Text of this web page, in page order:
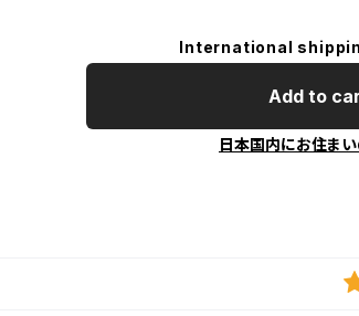
International
Add to
日本国内にお住ま